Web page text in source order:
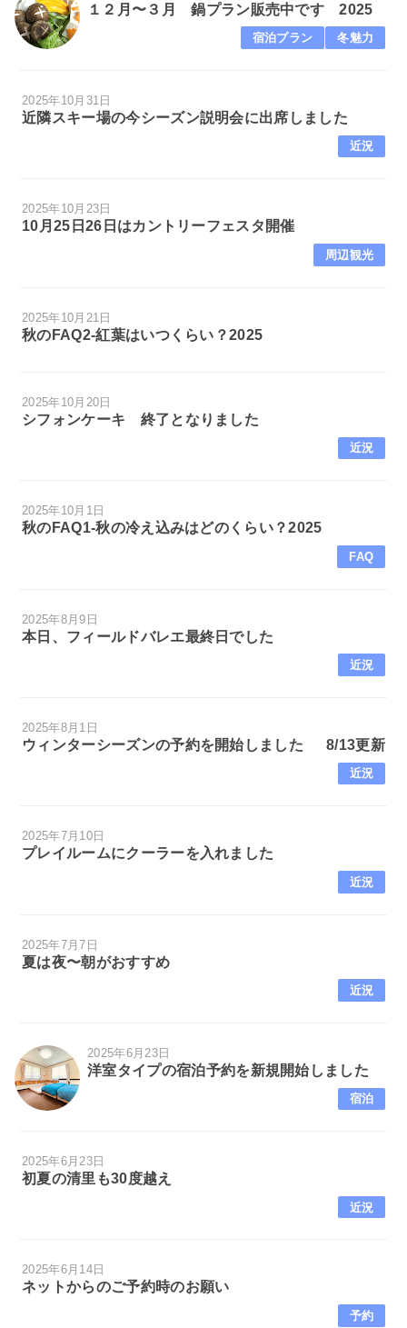
１２月〜３月 鍋プラン販売中です 2025
宿泊プラン 冬魅力
2025年10月31日
近隣スキー場の今シーズン説明会に出席しました
近況
2025年10月23日
10月25日26日はカントリーフェスタ開催
周辺観光
2025年10月21日
秋のFAQ2-紅葉はいつくらい？2025
2025年10月20日
シフォンケーキ 終了となりました
近況
2025年10月1日
秋のFAQ1-秋の冷え込みはどのくらい？2025
FAQ
2025年8月9日
本日、フィールドバレエ最終日でした
近況
2025年8月1日
ウィンターシーズンの予約を開始しました 8/13更新
近況
2025年7月10日
プレイルームにクーラーを入れました
近況
2025年7月7日
夏は夜〜朝がおすすめ
近況
2025年6月23日
洋室タイプの宿泊予約を新規開始しました
宿泊
2025年6月23日
初夏の清里も30度越え
近況
2025年6月14日
ネットからのご予約時のお願い
予約